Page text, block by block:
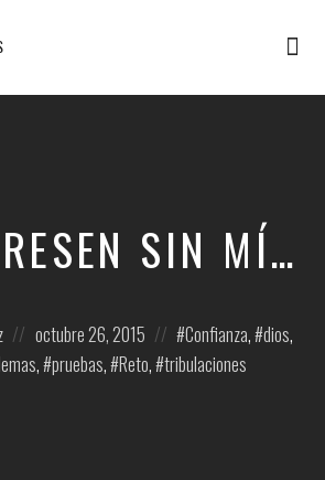
SIN MÍ…
on
octubre 26, 2015
in:Confianza, dios,
, pruebas, Reto, tribulaciones